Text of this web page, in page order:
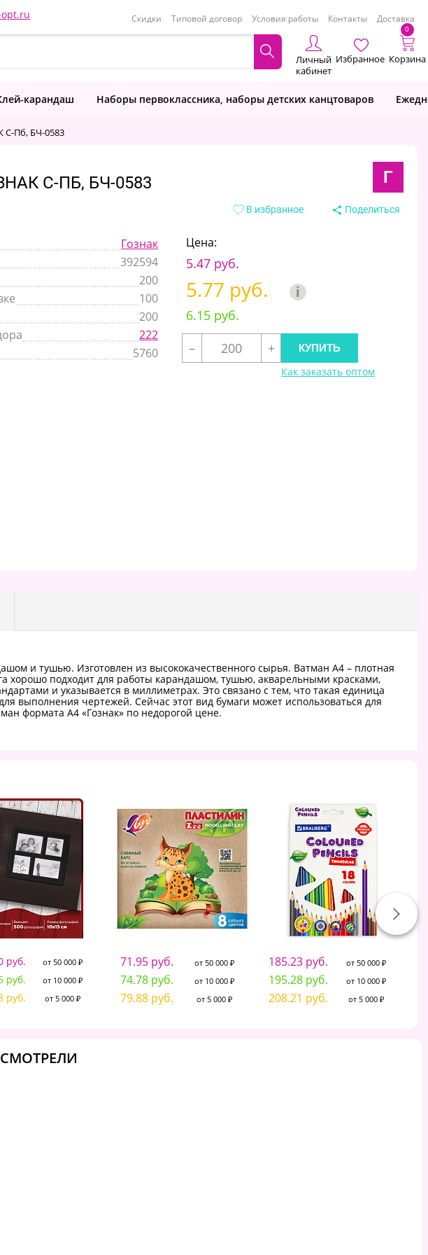
opt.ru Скидки Типовой договор Условия работы Контакты Доставка
Личный
кабинет
Избранное
0
Корзина
карандаш Наборы первоклассника, наборы детских канцтоваров
С-Пб, БЧ-0583
С-ПБ, БЧ-0583 Г
В избранное Поделиться
Гознак
392594
200
100
200
222
5760
Цена:
5.47 руб.
5.77 руб. i
6.15 руб.
–
+
Как заказать оптом
и тушью. Изготовлен из высококачественного сырья. Ватман А4 – плотная
хорошо подходит для работы карандашом, тушью, акварельными красками,
и указывается в миллиметрах. Это связано с тем, что такая единица
выполнения чертежей. Сейчас этот вид бумаги может использоваться для
формата А4 «Гознак» по недорогой цене.
руб. от 50 000 ₽
руб. от 10 000 ₽
руб. от 5 000 ₽
71.95 руб. от 50 000 ₽
74.78 руб. от 10 000 ₽
79.88 руб. от 5 000 ₽
185.23 руб. от 50 000 ₽
195.28 руб. от 10 000 ₽
208.21 руб. от 5 000 ₽